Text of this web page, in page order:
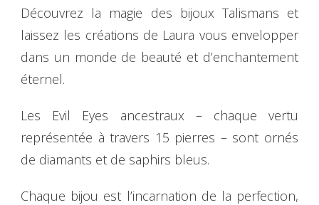
Découvrez la magie des bijoux Talismans et
laissez les créations de Laura vous envelopper
dans un monde de beauté et d’enchantement
éternel.
Les Evil Eyes ancestraux – chaque vertu
représentée à travers 15 pierres – sont ornés
de diamants et de saphirs bleus.
Chaque bijou est l’incarnation de la perfection,